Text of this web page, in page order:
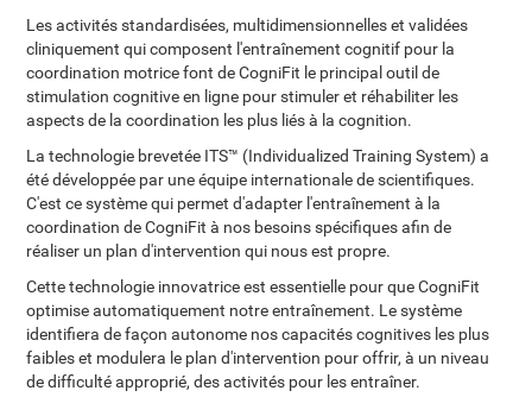
Les activités standardisées, multidimensionnelles et validées
cliniquement qui composent l'entraînement cognitif pour la
coordination motrice font de CogniFit le principal outil de
stimulation cognitive en ligne pour stimuler et réhabiliter les
aspects de la coordination les plus liés à la cognition.
La technologie brevetée ITS™ (Individualized Training System) a
été développée par une équipe internationale de scientifiques.
C'est ce système qui permet d'adapter l'entraînement à la
coordination de CogniFit à nos besoins spécifiques afin de
réaliser un plan d'intervention qui nous est propre.
Cette technologie innovatrice est essentielle pour que CogniFit
optimise automatiquement notre entraînement. Le système
identifiera de façon autonome nos capacités cognitives les plus
faibles et modulera le plan d'intervention pour offrir, à un niveau
de difficulté approprié, des activités pour les entraîner.